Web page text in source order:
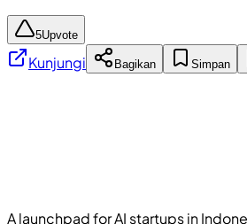
5Upvote
Kunjungi Bagikan Simpan
A launchpad for AI startups in